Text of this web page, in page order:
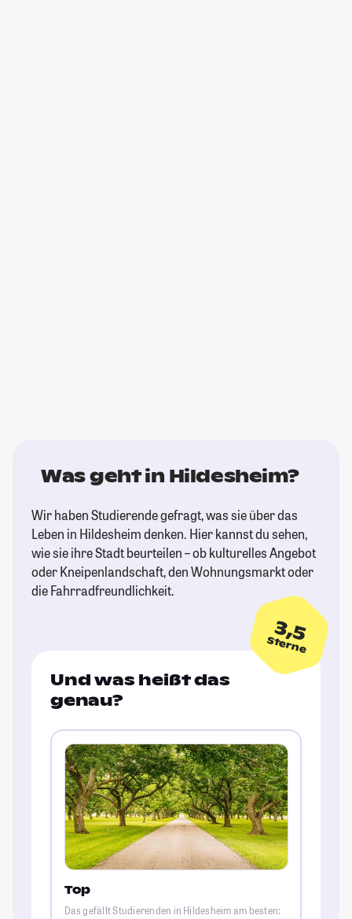
Was geht in Hildesheim?
Wir haben Studierende gefragt, was sie über das
Leben in Hildesheim denken. Hier kannst du sehen,
wie sie ihre Stadt beurteilen – ob kulturelles Angebot
oder Kneipenlandschaft, den Wohnungsmarkt oder
die Fahrradfreundlichkeit.
3,5
Sterne
Und was heißt das
genau?
Top
Das gefällt Studierenden in Hildesheim am besten: